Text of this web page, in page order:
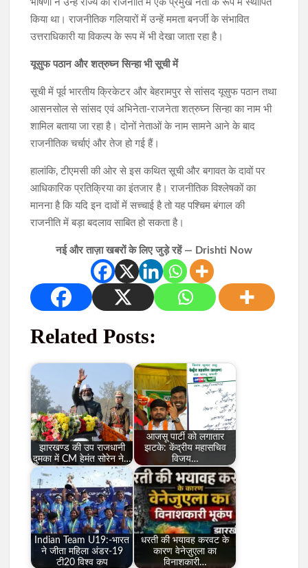
भाषणों ने उन्हें राज्य की राजनीति में एक प्रमुख नेता के रूप में स्थापित
किया था। राजनीतिक गलियारों में उन्हें ममता बनर्जी के संभावित
उत्तराधिकारी या विकल्प के रूप में भी देखा जाता रहा है।
यूसुफ पठान और शत्रुघ्न सिन्हा भी सूची में
सूची में पूर्व भारतीय क्रिकेटर और बेहरामपुर से सांसद यूसुफ पठान तथा
आसनसोल से सांसद एवं अभिनेता-राजनेता शत्रुघ्न सिन्हा का नाम भी
शामिल बताया जा रहा है। दोनों नेताओं के नाम सामने आने के बाद
राजनीतिक चर्चाएं और तेज हो गई हैं।
हालांकि, टीएमसी की ओर से इस कथित सूची और बगावत के दावों पर
आधिकारिक प्रतिक्रिया का इंतजार है। राजनीतिक विश्लेषकों का
मानना है कि यदि इन दावों में सच्चाई है तो यह पश्चिम बंगाल की
राजनीति में बड़ा बदलाव साबित हो सकता है।
नई और ताज़ा खबरों के लिए जुड़े रहें — Drishti Now
Related Posts:
झारखण्ड की उप राजधानी
दुमका में CM हेमंत सोरेन ने…
आजसू पार्टी को लगातार
झटके: केंद्रीय महासचिव
विजय…
Indian Team U19:-भारत
ने जीता महिला अंडर-19
टी20 विश्व कप
धरती की भयावह करवट के
कारण वेनेज़ुएला का
विनाशकारी…